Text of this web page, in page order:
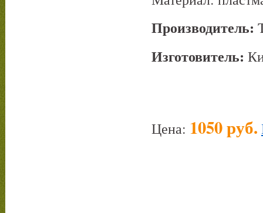
Производитель:
Изготовитель:
Цена: 1050 руб.